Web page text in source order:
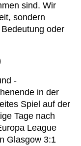
sind. Wir
sondern
oder
-
in der
Spiel auf der
Tage nach
League
Glasgow 3:1